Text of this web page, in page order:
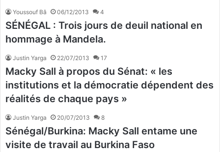
Youssouf Bâ 06/12/2013 4
SÉNÉGAL : Trois jours de deuil national en
hommage à Mandela.
Justin Yarga 22/07/2013 17
Macky Sall à propos du Sénat: « les
institutions et la démocratie dépendent des
réalités de chaque pays »
Justin Yarga 20/07/2013 8
Sénégal/Burkina: Macky Sall entame une
visite de travail au Burkina Faso